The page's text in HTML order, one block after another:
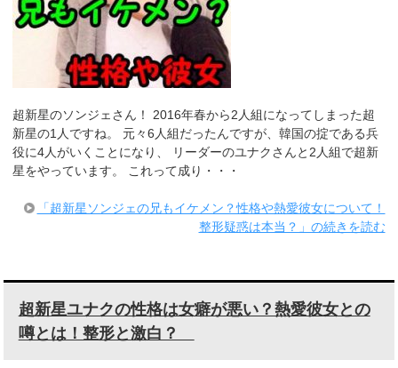
超新星のソンジェさん！ 2016年春から2人組になってしまった超
新星の1人ですね。 元々6人組だったんですが、韓国の掟である兵
役に4人がいくことになり、 リーダーのユナクさんと2人組で超新
星をやっています。 これって成り・・・
「超新星ソンジェの兄もイケメン？性格や熱愛彼女について！
整形疑惑は本当？」の続きを読む
超新星ユナクの性格は女癖が悪い？熱愛彼女との
噂とは！整形と激白？